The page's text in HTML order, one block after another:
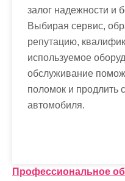
залог надежности и
Выбирая сервис,
репутацию,
используемое
обслуживание
поломок и продлить
автомобиля.
Профессиональное